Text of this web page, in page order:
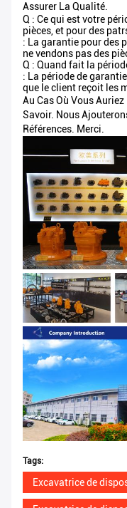
Assurer La Qualité.
Q : Ce qui est votre
pièces, et pour des
: La garantie pour des
ne vendons pas des
Q : Quand fait la
: La période de
que le client reçoit les
Au Cas Où Vous
Savoir. Nous
Références. Merci.
Tags:
Excavatrice de